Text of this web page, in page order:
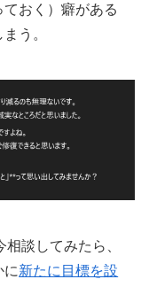
おく）癖がある
う。
談してみたら、
に新たに目標を設